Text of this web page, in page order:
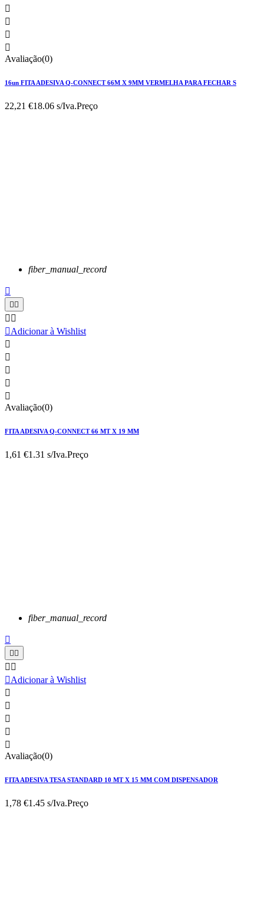




Avaliação(0)
16un FITA ADESIVA Q-CONNECT 66M X 9MM VERMELHA PARA FECHAR S
22,21 €18.06 s/Iva.Preço
fiber_manual_record

 
 
Adicionar à Wishlist





Avaliação(0)
FITA ADESIVA Q-CONNECT 66 MT X 19 MM
1,61 €1.31 s/Iva.Preço
fiber_manual_record

 
 
Adicionar à Wishlist





Avaliação(0)
FITA ADESIVA TESA STANDARD 10 MT X 15 MM COM DISPENSADOR
1,78 €1.45 s/Iva.Preço